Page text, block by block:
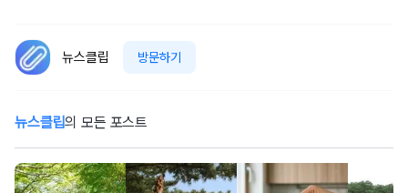
뉴스클립 방문하기
뉴스클립의 모든 포스트